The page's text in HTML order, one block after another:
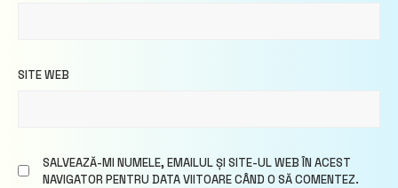
SITE WEB
SALVEAZĂ-MI NUMELE, EMAILUL ȘI SITE-UL WEB ÎN ACEST
NAVIGATOR PENTRU DATA VIITOARE CÂND O SĂ COMENTEZ.